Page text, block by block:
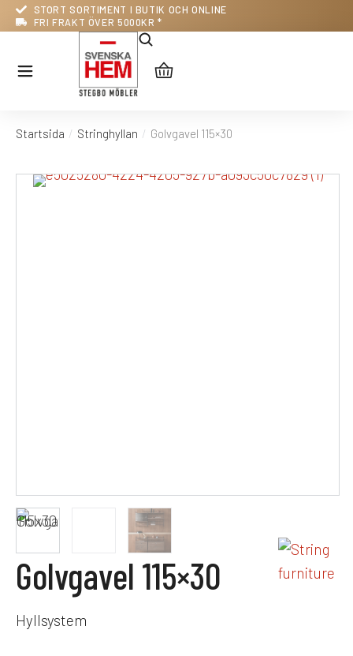
STORT SORTIMENT I BUTIK OCH ONLINE
FRI FRAKT ÖVER 5000KR *
Du är här:
Startsida Stringhyllan Golvgavel 115×30
Golvgavel 115×30
Hyllsystem